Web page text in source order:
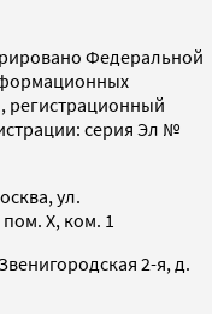
Федеральной
регистрационный
серия Эл №
ул.
X, ком. 1
2-я, д.